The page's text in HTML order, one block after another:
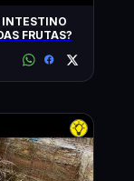
INTESTINO
FRUTAS?